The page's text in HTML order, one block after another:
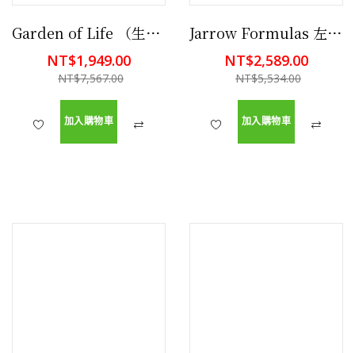
Garden of Life （生命花園）女性益生菌，60 粒素食膠囊 有益消化,有益免疫系統
NT$1,949.00
NT$7,567.00
加入購物車
Jarrow Formulas 左旋麩醯胺酸/顧他命/速養療/L-Glutamine 1000g (素食) 營養補充品
NT$2,589.00
NT$5,534.00
加入購物車